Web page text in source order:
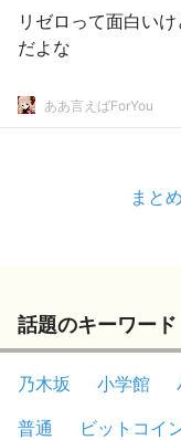
リゼロって面白い
だよな
ああ言えばForYou
まと
話題のキーワード
乃木坂 小学館
普通
ビットコイ